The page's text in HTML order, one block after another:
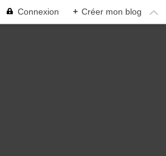
Connexion + Créer mon blog